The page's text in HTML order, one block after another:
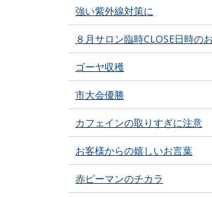
強い紫外線対策に
８月サロン臨時CLOSE日時の
ゴーヤ収穫
市大会優勝
カフェインの取りすぎに注意
お客様からの嬉しいお言葉
赤ピーマンのチカラ